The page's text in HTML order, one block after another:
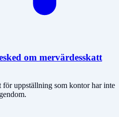
om mervärdesskatt
uppställning som kontor har inte